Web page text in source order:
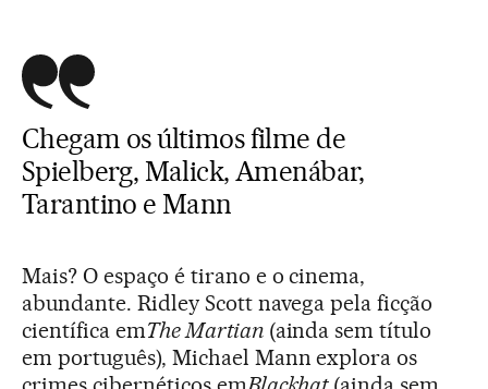
Chegam os últimos filme de
Spielberg, Malick, Amenábar,
Tarantino e Mann
Mais? O espaço é tirano e o cinema,
abundante. Ridley Scott navega pela ficção
científica emThe Martian(ainda sem título
em português), Michael Mann explora os